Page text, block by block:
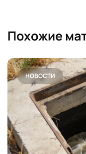
Похожие
НОВОСТИ